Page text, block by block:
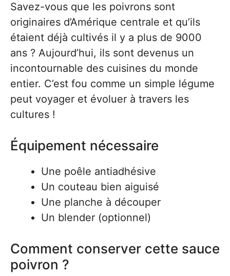
Savez-vous que les poivrons sont
originaires d’Amérique centrale et qu’ils
étaient déjà cultivés il y a plus de 9000
ans ? Aujourd’hui, ils sont devenus un
incontournable des cuisines du monde
entier. C’est fou comme un simple légume
peut voyager et évoluer à travers les
cultures !
Équipement nécessaire
Une poêle antiadhésive
Un couteau bien aiguisé
Une planche à découper
Un blender (optionnel)
Comment conserver cette sauce
poivron ?